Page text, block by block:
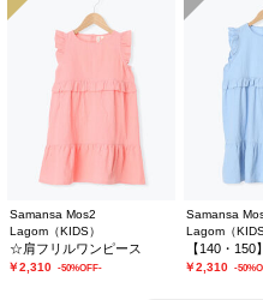
Samansa Mos2
Lagom（KIDS）
☆肩フリルワンピース
￥2,310 -50%OFF-
Samansa
Lagom（KIDS
￥2,310 -